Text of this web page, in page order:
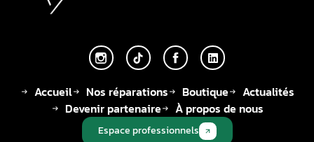
Accueil Nos réparations Boutique
Actualités
Devenir partenaire
À propos de nous
Espace professionnels